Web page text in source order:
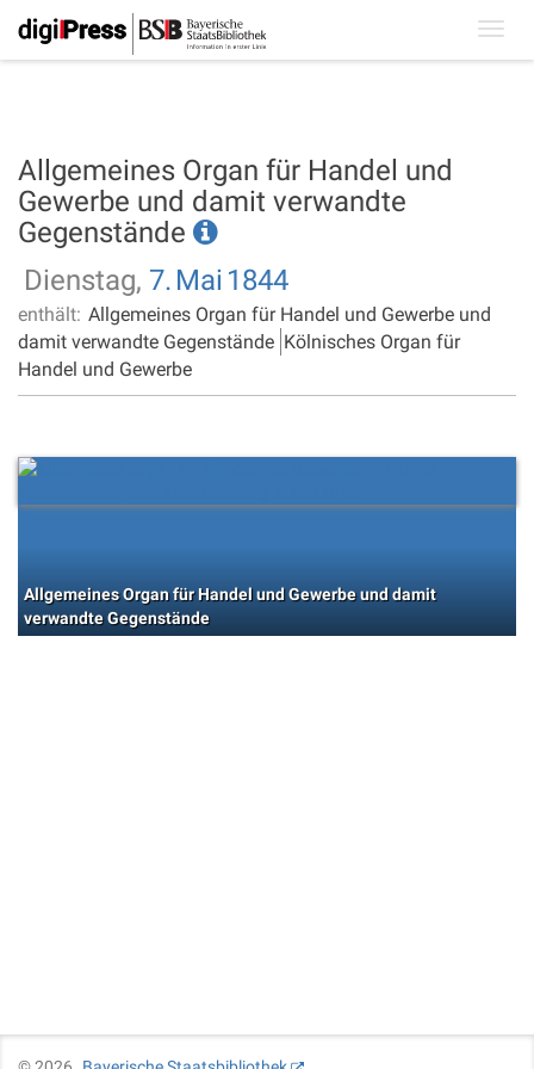
Allgemeines Organ für Handel und
Gewerbe und damit verwandte
Gegenstände
Dienstag, 7. Mai 1844
enthält: Allgemeines Organ für Handel und Gewerbe und
damit verwandte Gegenstände Kölnisches Organ für
Handel und Gewerbe
Allgemeines Organ für Handel und Gewerbe und damit
verwandte Gegenstände